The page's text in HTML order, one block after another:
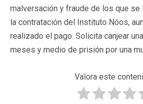
malversación y fraude de los que se
la contratación del Instituto Nóos,
realizado el pago. Solicita canjear
meses y medio de prisión por una
Valora este